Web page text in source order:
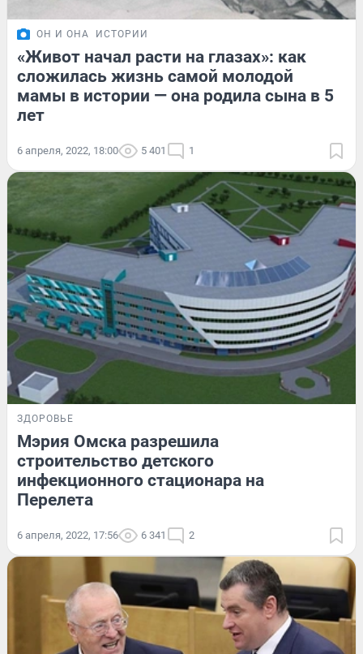
ОН И ОНА ИСТОРИИ
«Живот начал расти на глазах»: как
сложилась жизнь самой молодой
мамы в истории — она родила сына в 5
лет
6 апреля, 2022, 18:00 5 401 1
ЗДОРОВЬЕ
Мэрия Омска разрешила
строительство детского
инфекционного стационара на
Перелета
6 апреля, 2022, 17:56 6 341 2